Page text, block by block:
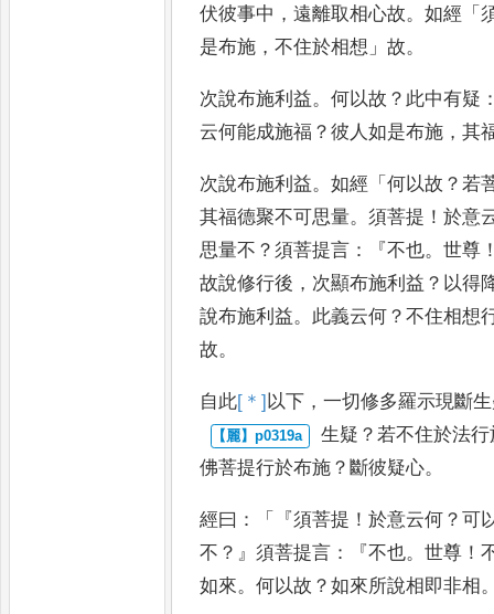
伏彼事中 ，遠離取相心故。如經 「
是布施 ，不住於相想 」故。
次說布施利益。何以故 ？ 此中有疑
云何能成施福 ？彼人如是布施 ，其
次說布施利益。如經 「何以故 ？若
其福德聚不可思量。須菩提 ！於意
思量不 ？須菩提言 ：『不也。世尊
故說修行後 ， 次顯布施利益 ？ 以得
說布施利益。 此義云何 ？不住相想
故。
自此[＊] 以下 ，一切修多羅示現斷
生疑 ？若不住於法
佛菩提行於布施 ？ 斷彼疑心。
經曰 ：「『須菩提 ！於意云何 ？可
不 ？』須菩提言 ：『不也。世尊 ！
如來。何以故 ？如來所說相即非相